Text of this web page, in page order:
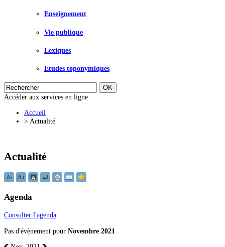
Enseignement
Vie publique
Lexiques
Etudes toponymiques
Accéder aux services en ligne
Accueil
>Actualité
Actualité
Agenda
Consulter l'agenda
Pas d'évènement pour Novembre 2021